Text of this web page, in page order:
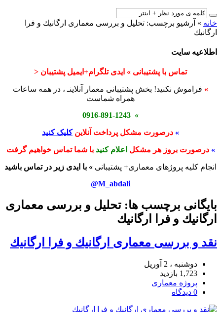
خانه » آرشیو برچسب: تحلیل و بررسی معماری ارگانيك و فرا
ارگانيك
اطلاعیه سایت
تماس با پشتیبانی » ایدی تلگرام+ایمیل پشتیبان <
» فراموش نکنید! بخش پشتیبانی معمار آنلاینـ ، در همه ساعات
همراه شماست
» 0916-891-1243
» درصورت مشکل پرداخت آنلاینکلیک کنید
» درصورت بروز هر مشکل اعلام کنید با شما تماس خواهیم گرفت
انجام کلیه پروژهای معماری+ پشتیبانی » با ایدی زیر در تماس باشید
M_abdali@
بایگانی برچسب ها: تحلیل و بررسی معماری
ارگانيك و فرا ارگانيك
نقد و بررسی معماری ارگانيك و فرا ارگانيك
دوشنبه ، 2 آوریل
1,723 بازدید
پروژه معماری
0 دیدگاه